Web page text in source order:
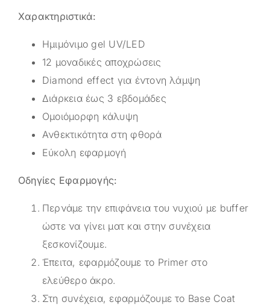
Χαρακτηριστικά:
Ημιμόνιμο gel UV/LED
12 μοναδικές αποχρώσεις
Diamond effect για έντονη λάμψη
Διάρκεια έως 3 εβδομάδες
Ομοιόμορφη κάλυψη
Ανθεκτικότητα στη φθορά
Εύκολη εφαρμογή
Oδηγίες Εφαρμογής:
Περνάμε την επιφάνεια του νυχιού με buffer
ώστε να γίνει ματ και στην συνέχεια
ξεσκονίζουμε.
Έπειτα, εφαρμόζουμε το Primer στο
ελεύθερο άκρο.
Στη συνέχεια, εφαρμόζουμε το Base Coat